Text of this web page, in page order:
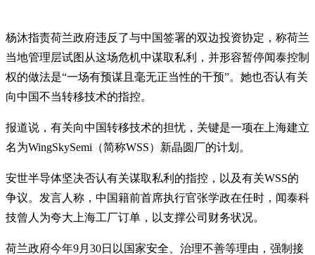
杨沐指责荷兰政府违反了与中国签署的双边投资协定，称荷兰
当地管理层试图从这场危机中谋取私利，并形容暂停闻泰控制
权的做法是“一场有预谋且毫无正当性的干预”。她也否认有关
向中国不当转移技术的指控。
报道说，有关向中国转移技术的担忧，关键是一项在上海建立
名为WingSkySemi（简称WSS）新晶圆厂的计划。
安世半导体坚决否认有关谋取私利的指控，以及有关WSS的
争议。发言人称，中国籍前首席执行官张学政在任时，闻泰科
技曾人为夸大上海工厂订单，以支撑公司财务状况。
荷兰政府今年9月30日以国家安全、治理不善等理由，强制接